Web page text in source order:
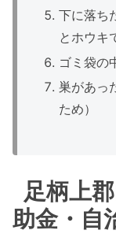
下に落ち
とホウキ
ゴミ袋の
巣があっ
ため）
足柄上
助金・自